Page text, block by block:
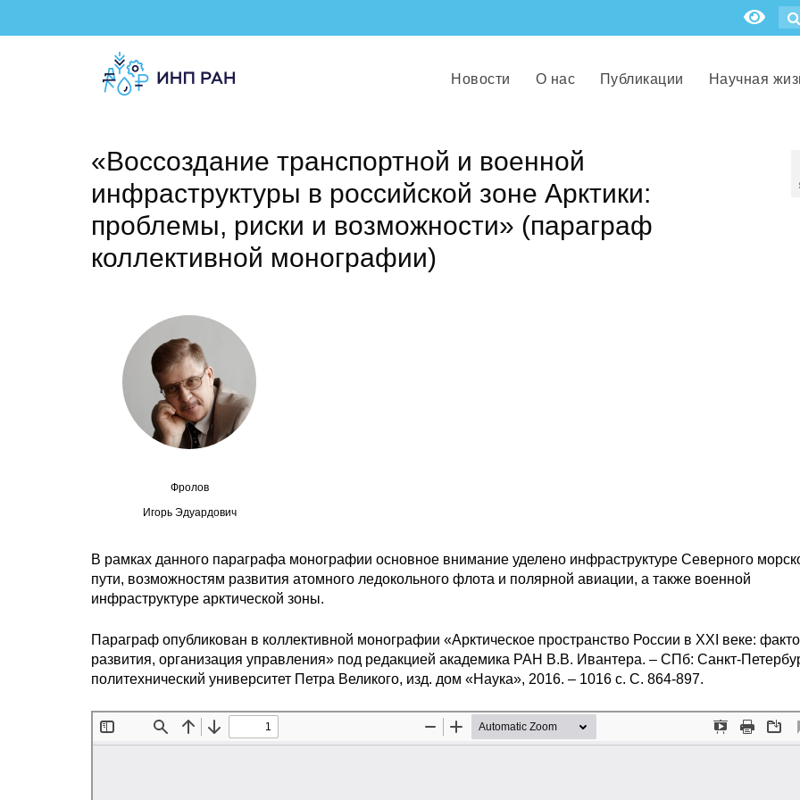
Новости О нас Публикации Научная
«Воссоздание транспортной и военной
инфраструктуры в российской зоне Арктики:
проблемы, риски и возможности» (параграф
коллективной монографии)
Фролов
Игорь Эдуардович
В рамках данного параграфа монографии основное внимание уделено инфраструктуре Северного
пути, возможностям развития атомного ледокольного флота и полярной авиации, а также военной
инфраструктуре арктической зоны.
Параграф опубликован в коллективной монографии «Арктическое пространство России в XXI веке:
развития, организация управления» под редакцией академика РАН В.В. Ивантера. – СПб: Санкт-
политехнический университет Петра Великого, изд. дом «Наука», 2016. – 1016 с. С. 864-897.